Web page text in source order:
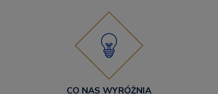
CO NAS WYRÓŻNIA